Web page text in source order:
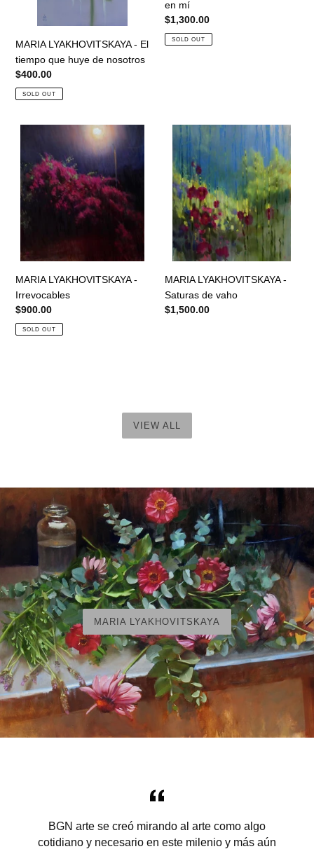
nosotros
MARIA LYAKHOVITSKAYA - El
tiempo que huye de nosotros
Regular
price
$400.00
SOLD OUT
aquí
estás,
en
en mí
Regular
price
$1,300.00
SOLD OUT
LYAKHOVITSKAYA
Irrevocables
MARIA LYAKHOVITSKAYA -
Irrevocables
Regular
price
$900.00
SOLD OUT
MARIA
LYAKHOVITSKAYA
Saturas
de
vaho
MARIA LYAKHOVITSKAYA -
Saturas de vaho
Regular
$1,500.00
VIEW ALL
MARIA LYAKHOVITSKAYA
BGN arte se creó mirando al arte como algo
cotidiano y necesario en este milenio y más aún